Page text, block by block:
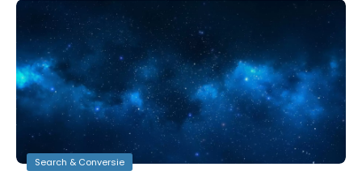
Search & Conversie